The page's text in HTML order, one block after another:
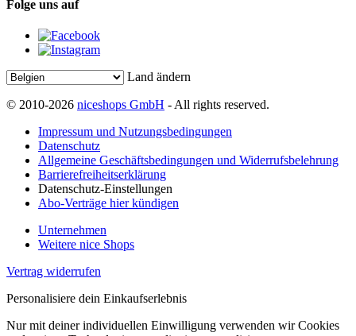
Folge uns auf
Land ändern
© 2010-2026 niceshops GmbH - All rights reserved.
Impressum und Nutzungsbedingungen
Datenschutz
Allgemeine Geschäftsbedingungen und Widerrufsbelehrung
Barrierefreiheitserklärung
Datenschutz-Einstellungen
Abo-Verträge hier kündigen
Unternehmen
Weitere nice Shops
Vertrag widerrufen
Personalisiere dein Einkaufserlebnis
Nur mit deiner individuellen Einwilligung verwenden wir Cookies